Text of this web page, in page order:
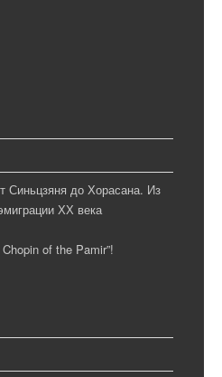
Синьцзяня до Хорасана. Из
ХХ века
of the Pamir”!